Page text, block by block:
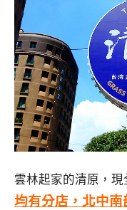
雲林起家的清原，現
均有分店，北中